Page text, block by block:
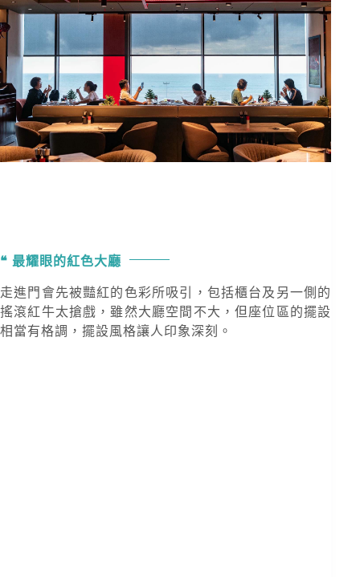
最耀眼的紅色大廳
走進門會先被豔紅的色彩所吸引，包括櫃台及另一側的
搖滾紅牛太搶戲，雖然大廳空間不大，但座位區的擺設
相當有格調，擺設風格讓人印象深刻。